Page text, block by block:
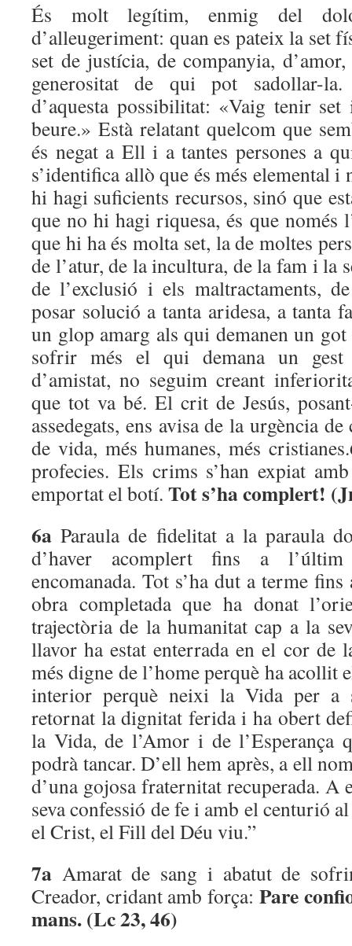
És molt legítim, enmig del
d’alleugeriment: quan es pateix la set
set de justícia, de companyia,
generositat de qui pot sadollar-
d’aquesta possibilitat: «Vaig tenir
beure.» Està relatant quelcom que
és negat a Ell i a tantes persones a
s’identifica allò que és més elemental i
hi hagi suficients recursos, sinó que
que no hi hagi riquesa, és que només
que hi ha és molta set, la de moltes
de l’atur, de la incultura, de la fam i la
de l’exclusió i els maltractaments,
posar solució a tanta aridesa, a tanta
un glop amarg als qui demanen un
sofrir més el qui demana un gest
d’amistat, no seguim creant
que tot va bé. El crit de Jesús,
assedegats, ens avisa de la urgència
de vida, més humanes, més cristianes.
profecies. Els crims s’han expiat
emportat el botí. Tot s’ha complert!
6a Paraula de fidelitat a la paraula
d’haver acomplert fins a
encomanada. Tot s’ha dut a terme
obra completada que ha donat
trajectòria de la humanitat cap a la
llavor ha estat enterrada en el cor de
més digne de l’home perquè ha acollit
interior perquè neixi la Vida per a
retornat la dignitat ferida i ha obert
la Vida, de l’Amor i de l’Esperança
podrà tancar. D’ell hem après, a ell
d’una gojosa fraternitat recuperada. A
seva confessió de fe i amb el centurió
el Crist, el Fill del Déu viu.”
7a Amarat de sang i abatut de
Creador, cridant amb força: Pare
mans. (Lc 23, 46)